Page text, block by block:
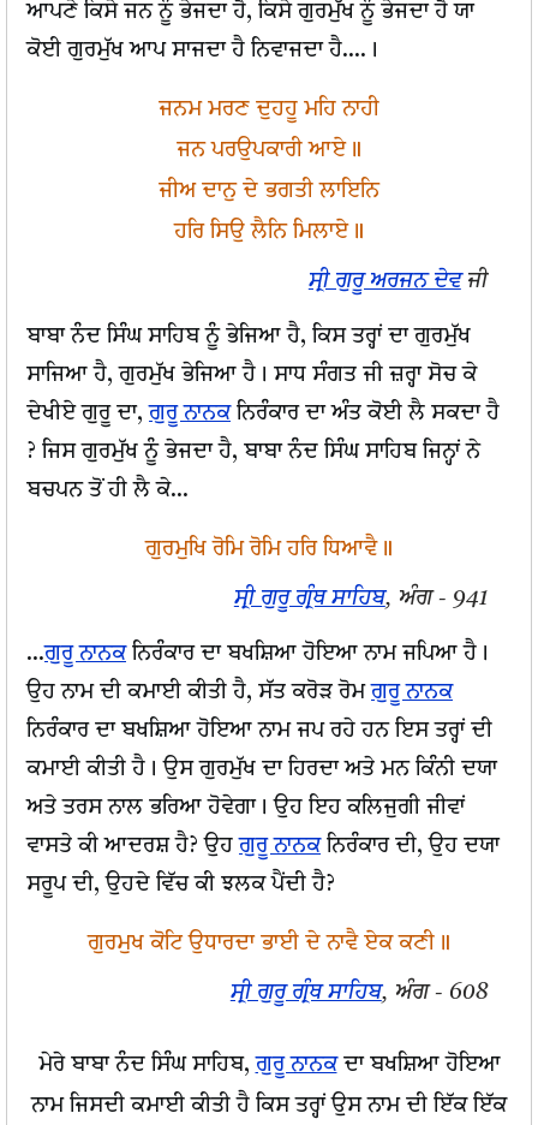
ਆਪਣੇ ਕਿਸੇ ਜਨ ਨੂੰ ਭੇਜਦਾ ਹੈ, ਕਿਸੇ ਗੁਰਮੁੱਖ ਨੂੰ ਭੇਜਦਾ ਹੈ ਯਾ
ਕੋਈ ਗੁਰਮੁੱਖ ਆਪ ਸਾਜਦਾ ਹੈ ਨਿਵਾਜਦਾ ਹੈ....।
ਜਨਮ ਮਰਣ ਦੁਹਹੂ ਮਹਿ ਨਾਹੀ
ਜਨ ਪਰਉਪਕਾਰੀ ਆਏ॥
ਜੀਅ ਦਾਨੁ ਦੇ ਭਗਤੀ ਲਾਇਨਿ
ਹਰਿ ਸਿਉ ਲੈਨਿ ਮਿਲਾਏ॥
ਸ੍ਰੀ ਗੁਰੂ ਅਰਜਨ ਦੇਵਜੀ
ਬਾਬਾ ਨੰਦ ਸਿੰਘ ਸਾਹਿਬ ਨੂੰ ਭੇਜਿਆ ਹੈ, ਕਿਸ ਤਰ੍ਹਾਂ ਦਾ ਗੁਰਮੁੱਖ
ਸਾਜਿਆ ਹੈ, ਗੁਰਮੁੱਖ ਭੇਜਿਆ ਹੈ। ਸਾਧ ਸੰਗਤ ਜੀ ਜ਼ਰ੍ਹਾ ਸੋਚ ਕੇ
ਦੇਖੀਏ ਗੁਰੂ ਦਾ,ਗੁਰੂ ਨਾਨਕਨਿਰੰਕਾਰ ਦਾ ਅੰਤ ਕੋਈ ਲੈ ਸਕਦਾ ਹੈ
? ਜਿਸ ਗੁਰਮੁੱਖ ਨੂੰ ਭੇਜਦਾ ਹੈ, ਬਾਬਾ ਨੰਦ ਸਿੰਘ ਸਾਹਿਬ ਜਿਨ੍ਹਾਂ ਨੇ
ਬਚਪਨ ਤੋਂ ਹੀ ਲੈ ਕੇ...
ਗੁਰਮੁਖਿ ਰੋਮਿ ਰੋਮਿ ਹਰਿ ਧਿਆਵੈ॥
ਸ੍ਰੀ ਗੁਰੂ ਗ੍ਰੰਥ ਸਾਹਿਬ, ਅੰਗ - 941
...ਗੁਰੂ ਨਾਨਕਨਿਰੰਕਾਰ ਦਾ ਬਖਸ਼ਿਆ ਹੋਇਆ ਨਾਮ ਜਪਿਆ ਹੈ।
ਉਹ ਨਾਮ ਦੀ ਕਮਾਈ ਕੀਤੀ ਹੈ, ਸੱਤ ਕਰੋੜ ਰੋਮਗੁਰੂ ਨਾਨਕ
ਨਿਰੰਕਾਰ ਦਾ ਬਖਸ਼ਿਆ ਹੋਇਆ ਨਾਮ ਜਪ ਰਹੇ ਹਨ ਇਸ ਤਰ੍ਹਾਂ ਦੀ
ਕਮਾਈ ਕੀਤੀ ਹੈ। ਉਸ ਗੁਰਮੁੱਖ ਦਾ ਹਿਰਦਾ ਅਤੇ ਮਨ ਕਿੰਨੀ ਦਯਾ
ਅਤੇ ਤਰਸ ਨਾਲ ਭਰਿਆ ਹੋਵੇਗਾ। ਉਹ ਇਹ ਕਲਿਜੁਗੀ ਜੀਵਾਂ
ਵਾਸਤੇ ਕੀ ਆਦਰਸ਼ ਹੈ? ਉਹਗੁਰੂ ਨਾਨਕਨਿਰੰਕਾਰ ਦੀ, ਉਹ ਦਯਾ
ਸਰੂਪ ਦੀ, ਉਹਦੇ ਵਿੱਚ ਕੀ ਝਲਕ ਪੈਂਦੀ ਹੈ?
ਗੁਰਮੁਖ ਕੋਟਿ ਉਧਾਰਦਾ ਭਾਈ ਦੇ ਨਾਵੈ ਏਕ ਕਣੀ॥
ਸ੍ਰੀ ਗੁਰੂ ਗ੍ਰੰਥ ਸਾਹਿਬ, ਅੰਗ - 608
ਮੇਰੇ ਬਾਬਾ ਨੰਦ ਸਿੰਘ ਸਾਹਿਬ,ਗੁਰੂ ਨਾਨਕਦਾ ਬਖਸ਼ਿਆ ਹੋਇਆ
ਨਾਮ ਜਿਸਦੀ ਕਮਾਈ ਕੀਤੀ ਹੈ ਕਿਸ ਤਰ੍ਹਾਂ ਉਸ ਨਾਮ ਦੀ ਇੱਕ ਇੱਕ